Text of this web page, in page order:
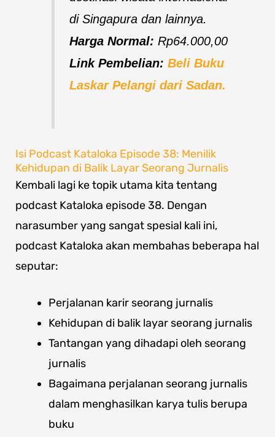
di Singapura dan lainnya.
Harga Normal: Rp64.000,00
Link Pembelian: Beli Buku
Laskar Pelangi dari Sadan.
Isi Podcast Kataloka Episode 38: Menilik
Kehidupan di Balik Layar Seorang Jurnalis
Kembali lagi ke topik utama kita tentang
podcast Kataloka episode 38. Dengan
narasumber yang sangat spesial kali ini,
podcast Kataloka akan membahas beberapa hal
seputar:
Perjalanan karir seorang jurnalis
Kehidupan di balik layar seorang jurnalis
Tantangan yang dihadapi oleh seorang
jurnalis
Bagaimana perjalanan seorang jurnalis
dalam menghasilkan karya tulis berupa
buku